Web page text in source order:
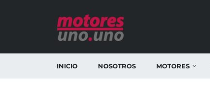
INICIO NOSOTROS MOTORES